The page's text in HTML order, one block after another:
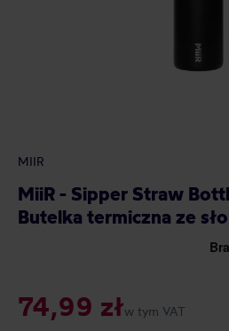
MIIR
MiiR - Sipper Straw
Butelka termiczna ze
74,99 złw tym VAT